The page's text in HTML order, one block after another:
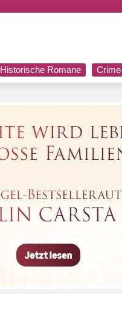
Historische Romane